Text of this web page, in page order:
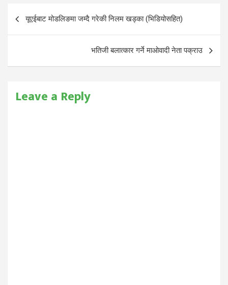
Post
navigation
यूएईबाट मोडलिङमा जम्दै गरेकी निलम खड्का (भिडियोसहित)
भतिजी बलात्कार गर्ने माओवादी नेता पक्राउ
Leave a Reply